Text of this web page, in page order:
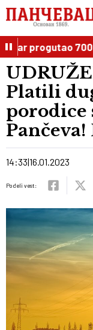
progutao 700
Platili
porodice
Pančeva!
14:33 16.01.2023
Podeli vest: